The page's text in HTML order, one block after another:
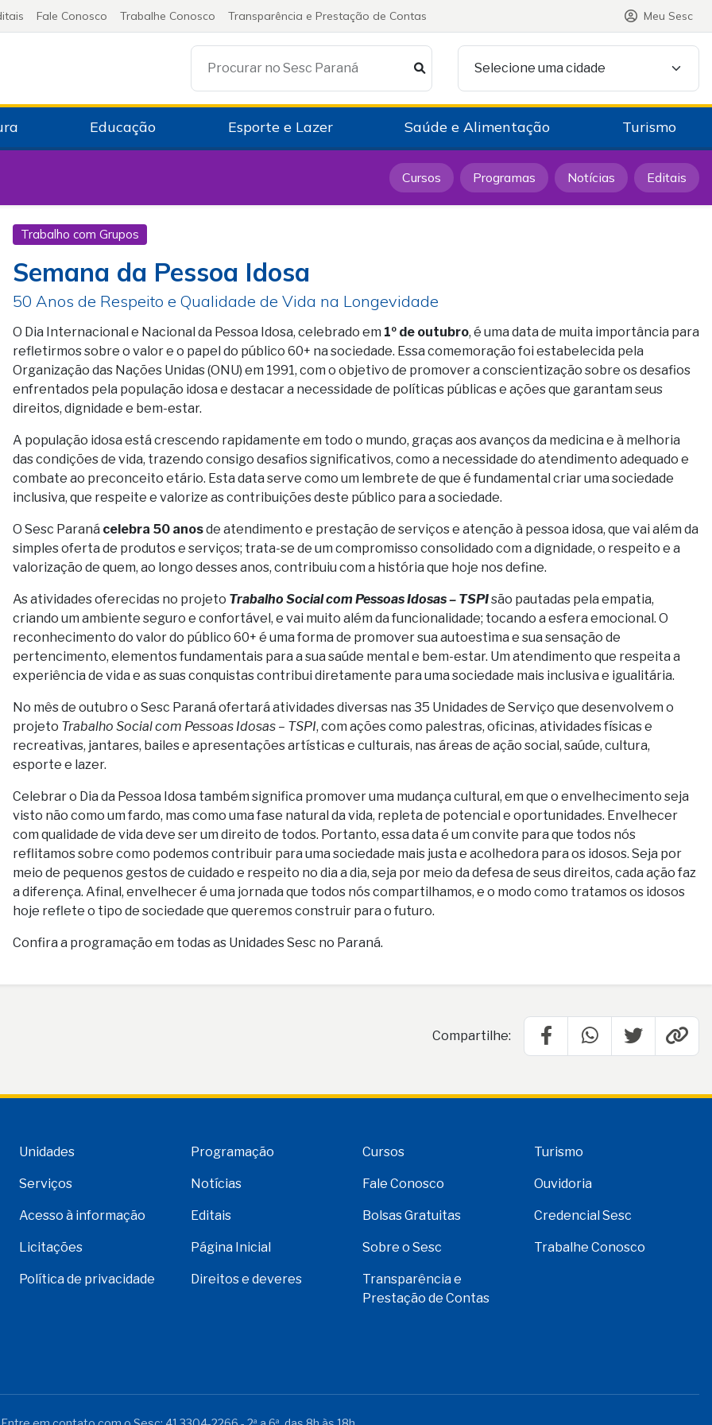
Fale Conosco Trabalhe Conosco Transparência e Prestação de Contas Meu Sesc
Procurar no Sesc Paraná Selecione uma cidade
Educação Esporte e Lazer Saúde e Alimentação Turismo
Cursos Programas Notícias Editais
Trabalho com Grupos
Semana da Pessoa Idosa
50 Anos de Respeito e Qualidade de Vida na Longevidade
O Dia Internacional e Nacional da Pessoa Idosa, celebrado em 1º de outubro, é uma data de muita importância para
refletirmos sobre o valor e o papel do público 60+ na sociedade. Essa comemoração foi estabelecida pela
Organização das Nações Unidas (ONU) em 1991, com o objetivo de promover a conscientização sobre os desafios
enfrentados pela população idosa e destacar a necessidade de políticas públicas e ações que garantam seus
direitos, dignidade e bem-estar.
A população idosa está crescendo rapidamente em todo o mundo, graças aos avanços da medicina e à melhoria
das condições de vida, trazendo consigo desafios significativos, como a necessidade do atendimento adequado e
combate ao preconceito etário. Esta data serve como um lembrete de que é fundamental criar uma sociedade
inclusiva, que respeite e valorize as contribuições deste público para a sociedade.
O Sesc Paraná celebra 50 anosde atendimento e prestação de serviços e atenção à pessoa idosa, que vai além da
simples oferta de produtos e serviços; trata-se de um compromisso consolidado com a dignidade, o respeito e a
valorização de quem, ao longo desses anos, contribuiu com a história que hoje nos define.
As atividades oferecidas no projeto Trabalho Social com Pessoas Idosas – TSPIsão pautadas pela empatia,
criando um ambiente seguro e confortável, e vai muito além da funcionalidade; tocando a esfera emocional. O
reconhecimento do valor do público 60+ é uma forma de promover sua autoestima e sua sensação de
pertencimento, elementos fundamentais para a sua saúde mental e bem-estar. Um atendimento que respeita a
experiência de vida e as suas conquistas contribui diretamente para uma sociedade mais inclusiva e igualitária.
No mês de outubro o Sesc Paraná ofertará atividades diversas nas 35 Unidades de Serviço que desenvolvem o
projeto Trabalho Social com Pessoas Idosas – TSPI, com ações como palestras, oficinas, atividades físicas e
recreativas, jantares, bailes e apresentações artísticas e culturais, nas áreas de ação social, saúde, cultura,
esporte e lazer.
Celebrar o Dia da Pessoa Idosa também significa promover uma mudança cultural, em que o envelhecimento seja
visto não como um fardo, mas como uma fase natural da vida, repleta de potencial e oportunidades. Envelhecer
com qualidade de vida deve ser um direito de todos. Portanto, essa data é um convite para que todos nós
reflitamos sobre como podemos contribuir para uma sociedade mais justa e acolhedora para os idosos. Seja por
meio de pequenos gestos de cuidado e respeito no dia a dia, seja por meio da defesa de seus direitos, cada ação faz
a diferença. Afinal, envelhecer é uma jornada que todos nós compartilhamos, e o modo como tratamos os idosos
hoje reflete o tipo de sociedade que queremos construir para o futuro.
Confira a programação em todas as Unidades Sesc no Paraná.
Compartilhe:
Unidades Programação Cursos Turismo
Serviços Notícias Fale Conosco Ouvidoria
Acesso à informação Editais Bolsas Gratuitas Credencial Sesc
Licitações Página Inicial Sobre o Sesc Trabalhe Conosco
Política de privacidade Direitos e deveres
Transparência e
Prestação de Contas